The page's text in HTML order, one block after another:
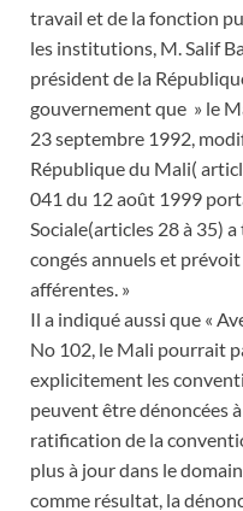
travail et de la fonction
les institutions, M. Salif
président de la
gouvernement que » le
23 septembre 1992,
République du Mali(
041 du 12 août 1999
Sociale(articles 28 à 35)
congés annuels et
afférentes. »
Il a indiqué aussi que «
No 102, le Mali pourrait
explicitement les
peuvent être dénoncées
ratification de la
plus à jour dans le
comme résultat, la